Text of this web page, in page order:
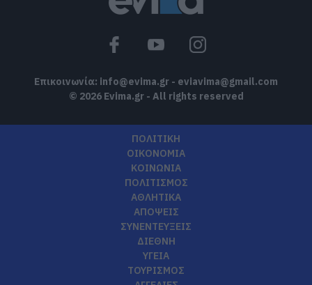
Επικοινωνία: info@evima.gr - eviavima@gmail.com
© 2026 Evima.gr - All rights reserved
ΠΟΛΙΤΙΚΗ
ΟΙΚΟΝΟΜΙΑ
ΚΟΙΝΩΝΙΑ
ΠΟΛΙΤΙΣΜΟΣ
ΑΘΛΗΤΙΚΑ
ΑΠΟΨΕΙΣ
ΣΥΝΕΝΤΕΥΞΕΙΣ
ΔΙΕΘΝΗ
ΥΓΕΙΑ
ΤΟΥΡΙΣΜΟΣ